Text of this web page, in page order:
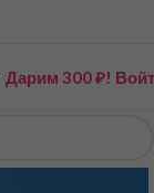
Дарим 300 ₽!